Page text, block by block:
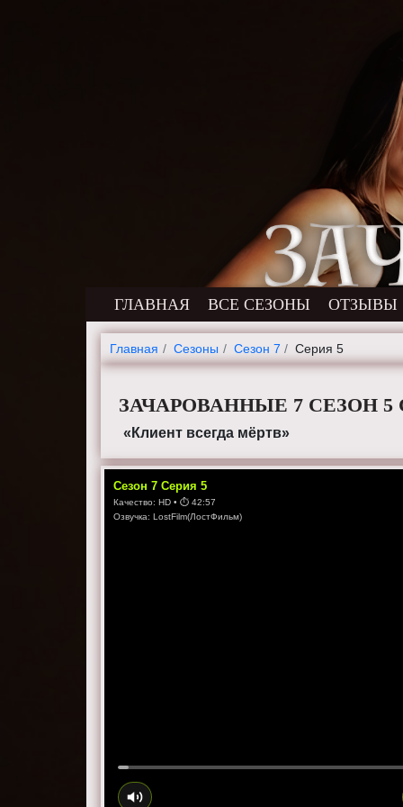
ГЛАВНАЯ ВСЕ СЕЗОНЫ ОТЗЫВЫ
Главная Cезоны Сезон 7 Серия 5
ЗАЧАРОВАННЫЕ 7 СЕЗОН 5
«Клиент всегда мёртв»
Сезон7 Серия5
Качество:HD • ⏱42:57
Озвучка:LostFilm(ЛостФильм)